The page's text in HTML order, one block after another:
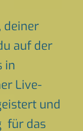
deiner
auf der
in
Live-
und
für das